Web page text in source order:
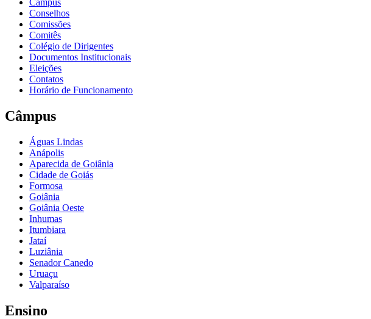
Câmpus
Conselhos
Comissões
Comitês
Colégio de Dirigentes
Documentos Institucionais
Eleições
Contatos
Horário de Funcionamento
Câmpus
Águas Lindas
Anápolis
Aparecida de Goiânia
Cidade de Goiás
Formosa
Goiânia
Goiânia Oeste
Inhumas
Itumbiara
Jataí
Luziânia
Senador Canedo
Uruaçu
Valparaíso
Ensino